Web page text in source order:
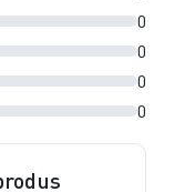
0
0
0
0